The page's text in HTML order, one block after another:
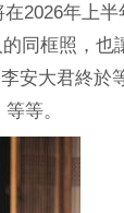
2026年上半
同框照，也
安大君終於
等。